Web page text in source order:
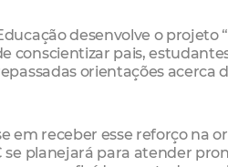
desenvolve o projeto
conscientizar pais,
orientações acerca
em receber esse reforço na
se planejará para atender